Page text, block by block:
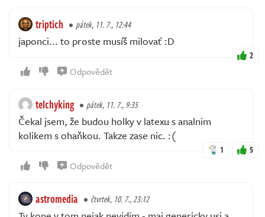
triptich pátek, 11. 7., 12:44
japonci... to proste musíš milovať :D
2
Odpovědět
telchyking pátek, 11. 7., 9:35
Čekal jsem, že budou holky v latexu s analnim
kolikem s ohaňkou. Takze zase nic. :(
1 5
Odpovědět
astromedia čtvrtek, 10. 7., 23:12